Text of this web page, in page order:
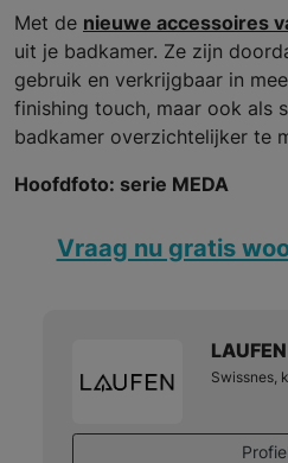
Met de nieuwe accessoires
uit je badkamer. Ze zijn
gebruik en verkrijgbaar in
finishing touch, maar ook als
badkamer overzichtelijker te
Hoofdfoto: serie MEDA
Vraag nu gratis
LAUFEN
Swissnes,